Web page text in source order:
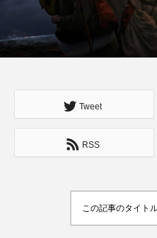
Tweet
RSS
この記事のタイト